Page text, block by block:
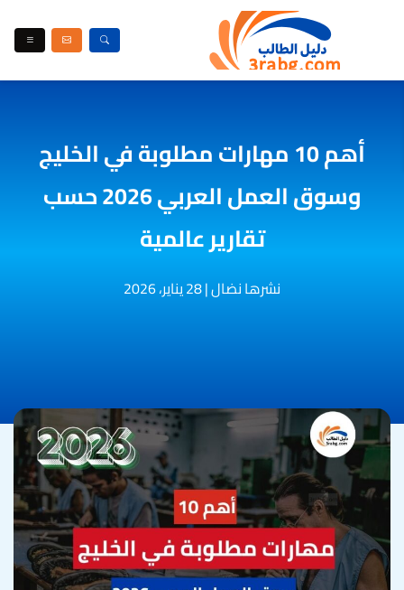
أهم 10 مهارات مطلوبة في الخليج
وسوق العمل العربي 2026 حسب
تقارير عالمية
نشرها نضال|28 يناير، 2026